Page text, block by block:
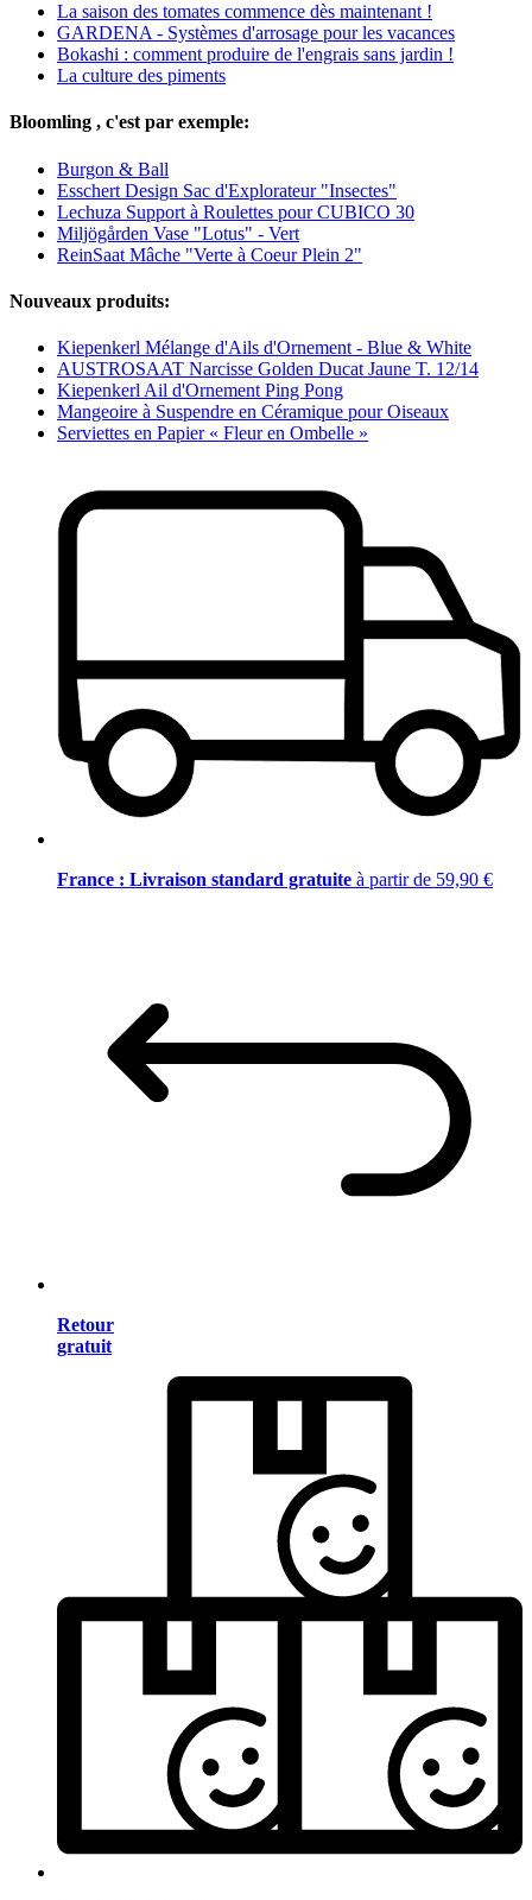
La saison des tomates commence dès maintenant !
GARDENA - Systèmes d'arrosage pour les vacances
Bokashi : comment produire de l'engrais sans jardin !
La culture des piments
Bloomling , c'est par exemple:
Burgon & Ball
Esschert Design Sac d'Explorateur "Insectes"
Lechuza Support à Roulettes pour CUBICO 30
Miljögården Vase "Lotus" - Vert
ReinSaat Mâche "Verte à Coeur Plein 2"
Nouveaux produits:
Kiepenkerl Mélange d'Ails d'Ornement - Blue & White
AUSTROSAAT Narcisse Golden Ducat Jaune T. 12/14
Kiepenkerl Ail d'Ornement Ping Pong
Mangeoire à Suspendre en Céramique pour Oiseaux
Serviettes en Papier « Fleur en Ombelle »
France : Livraison standard gratuite à partir de 59,90 €
Retour
gratuit